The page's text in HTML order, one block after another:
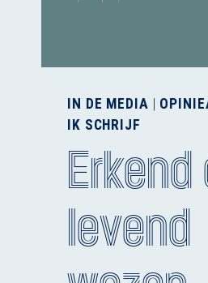
IN DE MEDIA
IK SCHRIJF
Erkend
levend